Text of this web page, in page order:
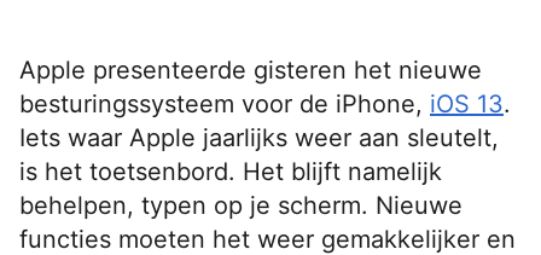
Apple presenteerde gisteren het nieuwe
besturingssysteem voor de iPhone, iOS 13.
Iets waar Apple jaarlijks weer aan sleutelt,
is het toetsenbord. Het blijft namelijk
behelpen, typen op je scherm. Nieuwe
functies moeten het weer gemakkelijker en